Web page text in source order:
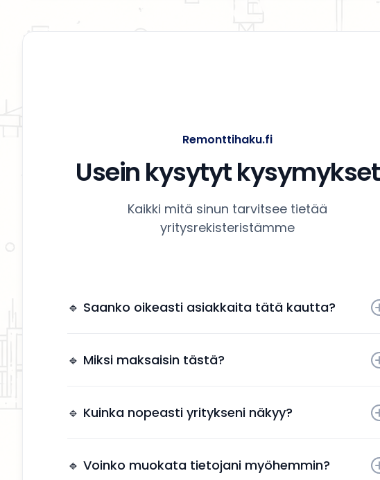
Remonttihaku.fi
Usein kysytyt kysymykset
Kaikki mitä sinun tarvitsee tietää
yritysrekisteristämme
🔹 Saanko oikeasti asiakkaita tätä kautta?
remonttipalveluita alueellasi.
🔹 Miksi maksaisin tästä?
tarvitsee käyttää aikaa markkinointiin.
🔹 Kuinka nopeasti yritykseni näkyy?
jälkeen.
🔹 Voinko muokata tietojani myöhemmin?